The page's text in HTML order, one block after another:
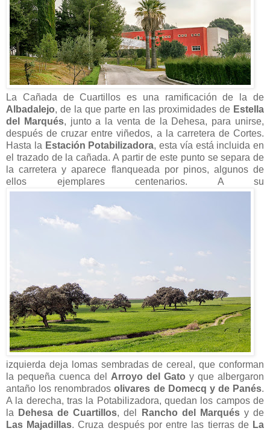
La Cañada de Cuartillos es una ramificación de la de
Albadalejo, de la que parte en las proximidades de Estella
del Marqués, junto a la venta de la Dehesa, para unirse,
después de cruzar entre viñedos, a la carretera de Cortes.
Hasta la Estación Potabilizadora, esta vía está incluida en
el trazado de la cañada. A partir de este punto se separa de
la carretera y aparece flanqueada por pinos, algunos de
ellos ejemplares centenarios. A su
izquierda deja lomas sembradas de cereal, que conforman
la pequeña cuenca del Arroyo del Gato y que albergaron
antaño los renombradosolivares de Domecq y de Panés.
A la derecha, tras la Potabilizadora, quedan los campos de
la Dehesa de Cuartillos, del Rancho del Marquésy de
Las Majadillas. Cruza después por entre las tierras de La